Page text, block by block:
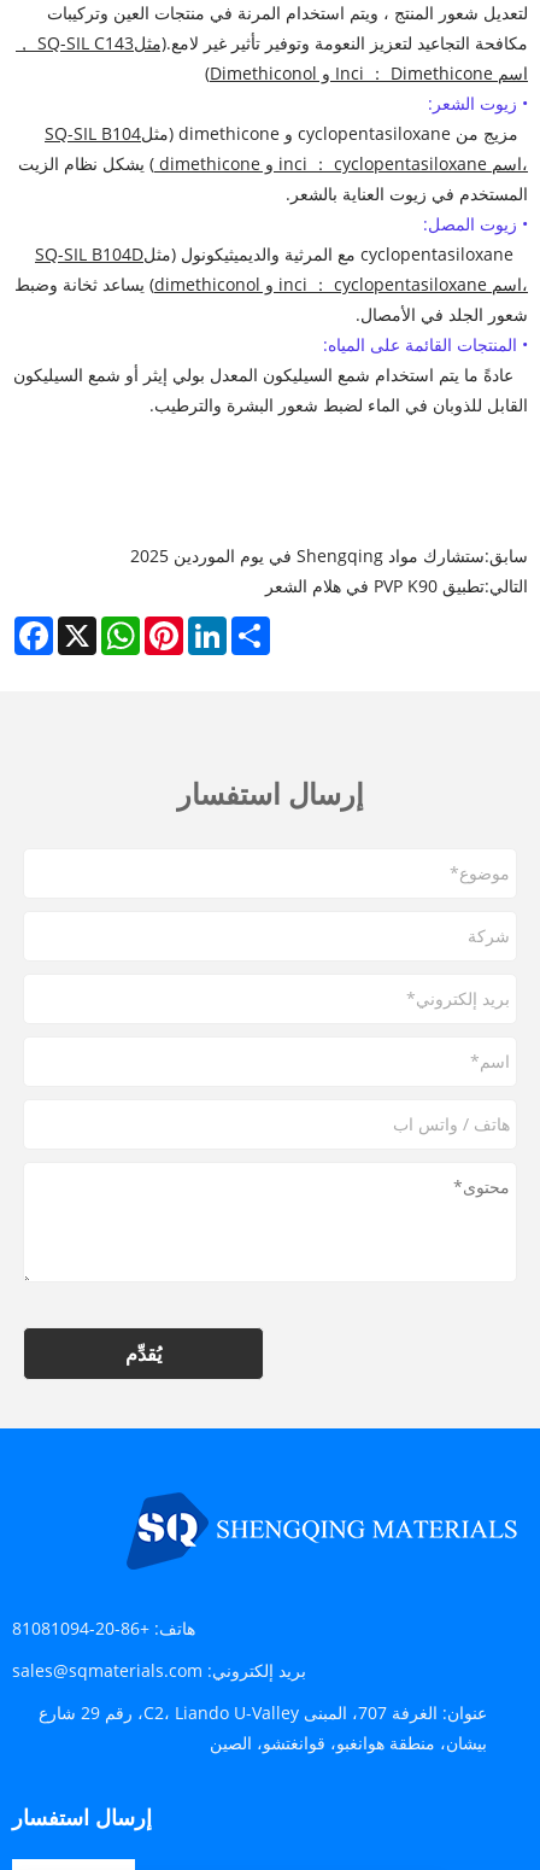
لتعديل شعور المنتج ، ويتم استخدام المرنة في منتجات العين وتركيبات
مكافحة التجاعيد لتعزيز النعومة وتوفير تأثير غير لامع.(مثل
SQ-SIL C143 ，
اسم Inci ： Dimethicone و Dimethiconol)
• زيوت الشعر:
مزيج من cyclopentasiloxane و dimethicone (مثل
SQ-SIL B104
،اسم inci ： cyclopentasiloxane و dimethicone
) يشكل نظام الزيت
المستخدم في زيوت العناية بالشعر.
• زيوت المصل:
SQ-SIL B104D
،اسم inci ： cyclopentasiloxane و dimethiconol
) يساعد ثخانة وضبط
شعور الجلد في الأمصال.
• المنتجات القائمة على المياه:
عادةً ما يتم استخدام شمع السيليكون المعدل بولي إيثر أو شمع السيليكون
القابل للذوبان في الماء لضبط شعور البشرة والترطيب.
سابق:ستشارك مواد Shengqing في يوم الموردين 2025
التالي:تطبيق PVP K90 في هلام الشعر
X
WhatsAppPinterestLinkedInShare
إرسال استفسار
يُقدِّم
هاتف: +86-20-81081094
بريد إلكتروني: sales@sqmaterials.com
عنوان:
الغرفة 707، المبنى C2، Liando U-Valley، رقم 29 شارع
بيشان، منطقة هوانغبو، قوانغتشو، الصين
إرسال استفسار